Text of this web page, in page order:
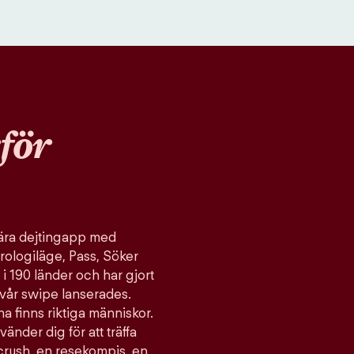
dejtingapp med
Pass, Söker
190 länder och har gjort
swipe lanserades.
finns riktiga människor.
dig för att träffa
en resekompis, en